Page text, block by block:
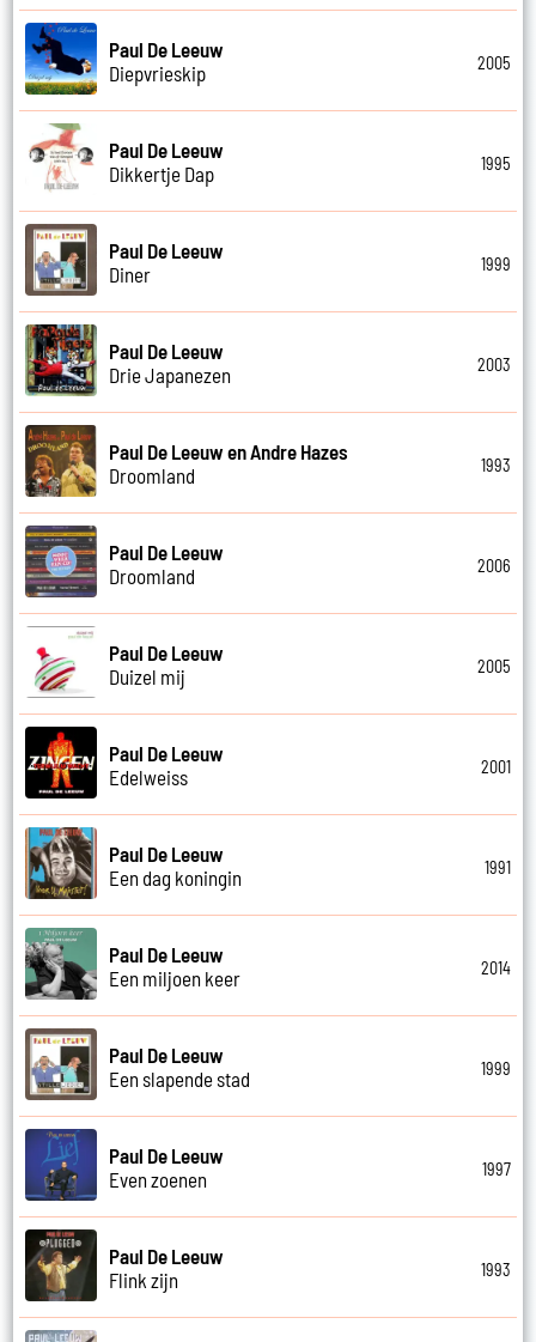
Paul De Leeuw
Diepvrieskip
2005
Paul De Leeuw
Dikkertje Dap
1995
Paul De Leeuw
Diner
1999
Paul De Leeuw
Drie Japanezen
2003
Paul De Leeuw en Andre Hazes
Droomland
1993
Paul De Leeuw
Droomland
2006
Paul De Leeuw
Duizel mij
2005
Paul De Leeuw
Edelweiss
2001
Paul De Leeuw
Een dag koningin
1991
Paul De Leeuw
Een miljoen keer
2014
Paul De Leeuw
Een slapende stad
1999
Paul De Leeuw
Even zoenen
1997
Paul De Leeuw
Flink zijn
1993